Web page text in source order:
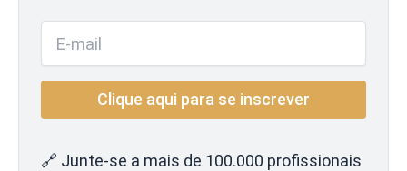
🔗 Junte-se a mais de 100.000 profissionais